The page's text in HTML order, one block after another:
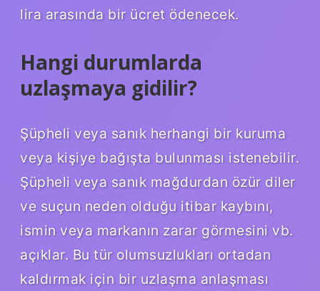
lira arasında bir ücret ödenecek.
Hangi durumlarda
uzlaşmaya gidilir?
Şüpheli veya sanık herhangi bir kuruma
veya kişiye bağışta bulunması istenebilir.
Şüpheli veya sanık mağdurdan özür diler
ve suçun neden olduğu itibar kaybını,
ismin veya markanın zarar görmesini vb.
açıklar. Bu tür olumsuzlukları ortadan
kaldırmak için bir uzlaşma anlaşması